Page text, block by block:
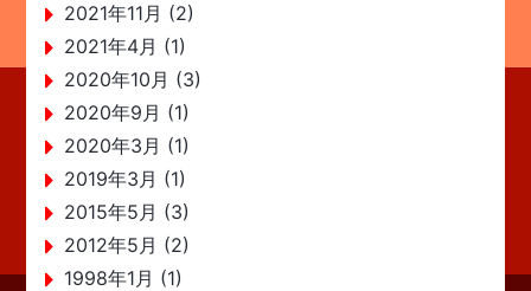
2021年11月 (2)
2021年4月 (1)
2020年10月 (3)
2020年9月 (1)
2020年3月 (1)
2019年3月 (1)
2015年5月 (3)
2012年5月 (2)
1998年1月 (1)